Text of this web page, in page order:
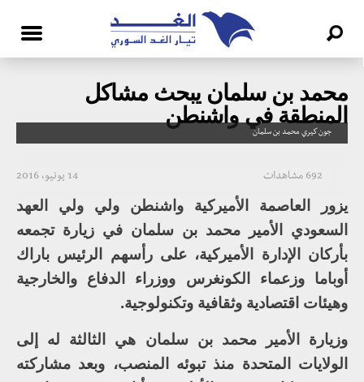
محمد بن سلمان يبحث مشاكل
المنطقة في واشنطن
جون كيري محمد بن سلمان
14 يونيو، 2016 692 مشاهدات
يزور العاصمة الأميركية واشنطن ولي ولي العهد
السعودي الأمير محمد بن سلمان في زيارة تجمعه
بأركان الإدارة الأميركية، على رأسهم الرئيس باراك
أوباما وزعماء الكونغرس ووزراء الدفاع والخارجية
وهيئات اقتصادية وثقافية وتكنولوجية.
وزيارة الأمير محمد بن سلمان هي الثالثة له إلى
الولايات المتحدة منذ تبوئه المنصب، وبعد مشاركته